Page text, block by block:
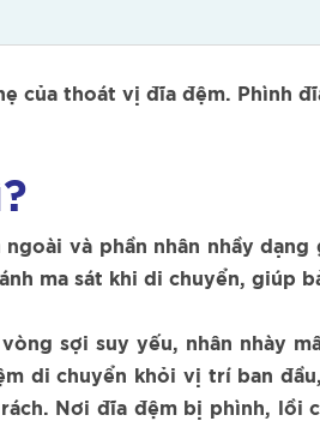
thoát vị đĩa đệm. Phình
và phần nhân nhầy
ma sát khi di chuyển, giúp
sợi suy yếu, nhân nhày
di chuyển khỏi vị trí ban
Nơi đĩa đệm bị phình, lồi